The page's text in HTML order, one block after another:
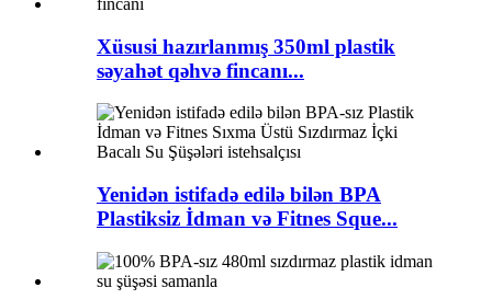
Xüsusi hazırlanmış 350ml plastik
səyahət qəhvə fincanı...
Yenidən istifadə edilə bilən BPA
Plastiksiz İdman və Fitnes Sque...